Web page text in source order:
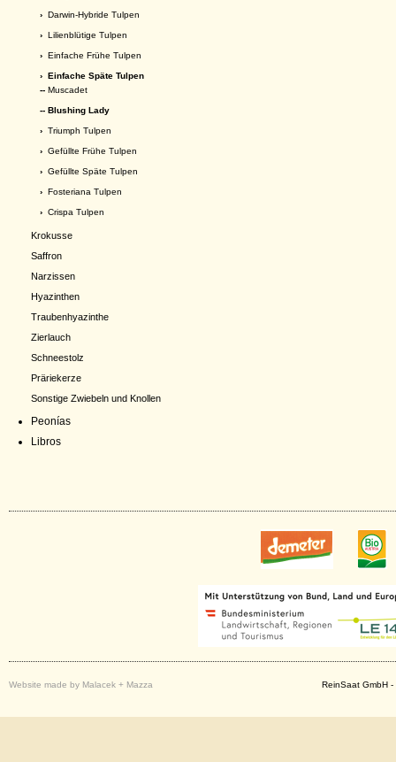
› Darwin-Hybride Tulpen
› Lilienblütige Tulpen
› Einfache Frühe Tulpen
› Einfache Späte Tulpen
-- Muscadet
-- Blushing Lady
› Triumph Tulpen
› Gefüllte Frühe Tulpen
› Gefüllte Späte Tulpen
› Fosteriana Tulpen
› Crispa Tulpen
Krokusse
Saffron
Narzissen
Hyazinthen
Traubenhyazinthe
Zierlauch
Schneestolz
Präriekerze
Sonstige Zwiebeln und Knollen
Peonías
Libros
Website made by Malacek + Mazza ReinSaat GmbH